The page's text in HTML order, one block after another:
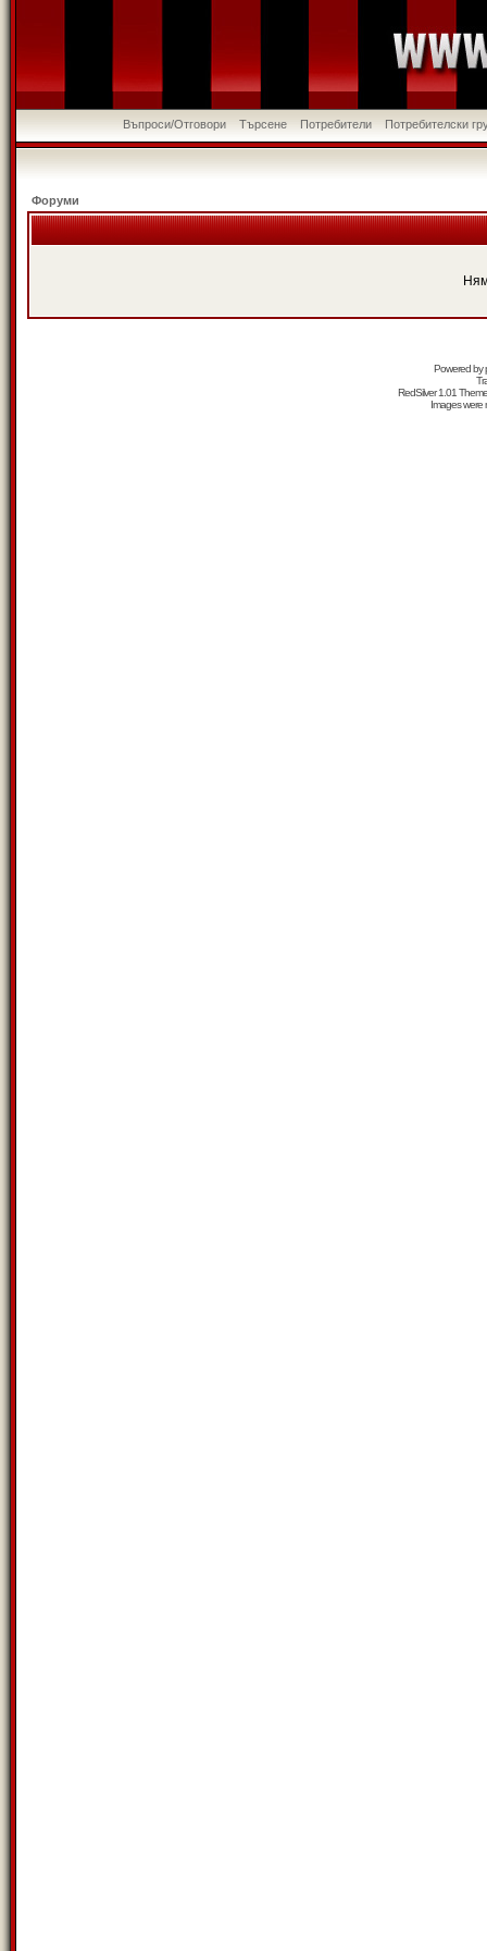
Въпроси/Отговори Търсене Потребители Потребителски
Форуми
Powered by
RedSilver 1.01
Images were